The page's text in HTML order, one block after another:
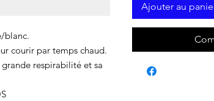
blanc.
courir par temps chaud.
respirabilité et sa
Ajouter au